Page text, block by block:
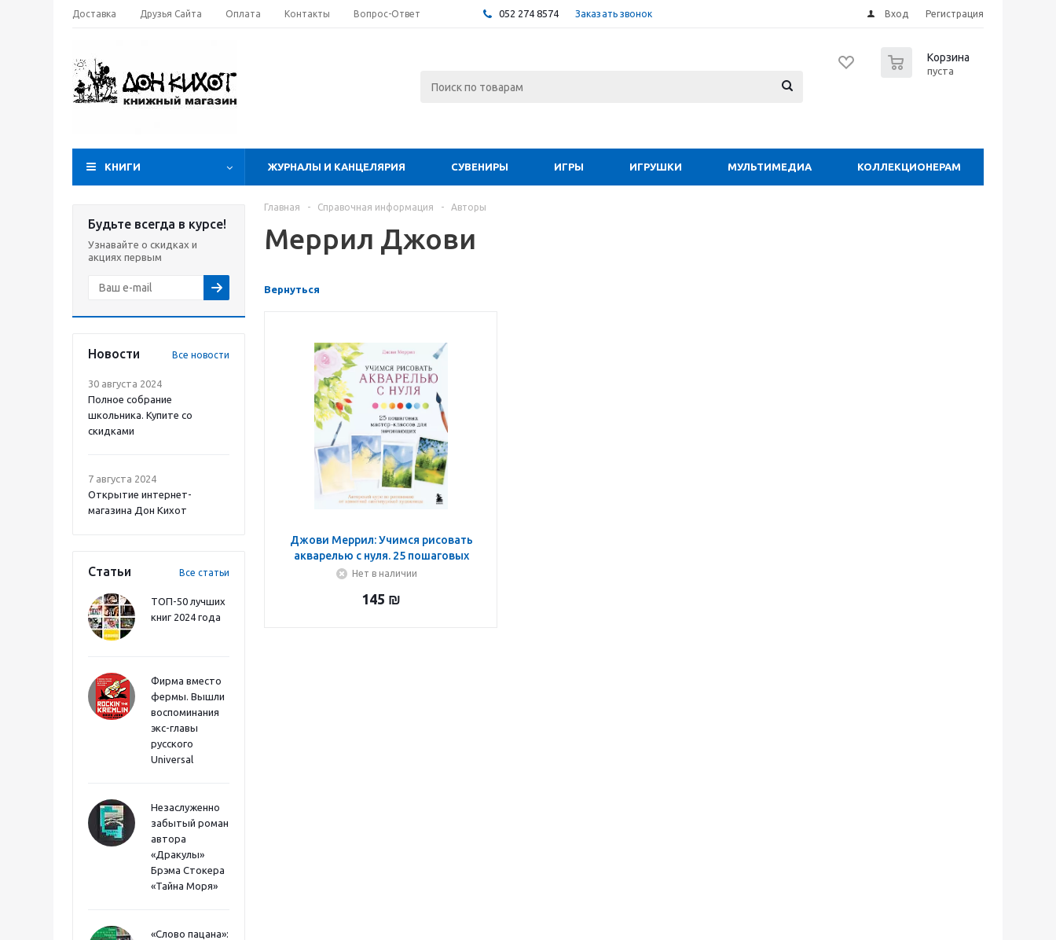
Доставка Друзья Сайта Оплата Контакты Вопрос-Ответ 052 274 8574 Заказать звонок Вход Регистрация
Корзина
пуста
КНИГИ ЖУРНАЛЫ И КАНЦЕЛЯРИЯ СУВЕНИРЫ ИГРЫ ИГРУШКИ МУЛЬТИМЕДИА КОЛЛЕКЦИОНЕРАМ
Будьте всегда в курсе!
Узнавайте о скидках и
акциях первым
Новости Все новости
30 августа 2024
Полное собрание
школьника. Купите со
скидками
7 августа 2024
Открытие интернет-
магазина Дон Кихот
Статьи Все статьи
ТОП-50 лучших
книг 2024 года
Фирма вместо
фермы. Вышли
воспоминания
экс-главы
русского
Universal
Незаслуженно
забытый роман
автора
«Дракулы»
Брэма Стокера
«Тайна Моря»
«Слово пацана»:
Главная - Справочная информация - Авторы
Меррил Джови
Вернуться
Джови Меррил: Учимся рисовать
акварелью с нуля. 25 пошаговых
мастер-классов для начинающих
Нет в наличии
145 ₪